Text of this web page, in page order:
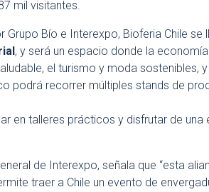
mil visitantes.
Grupo Bío e Interexpo, Bioferia Chile se
, y será un espacio donde la
el turismo y moda sostenibles,
podrá recorrer múltiples stands de
en talleres prácticos y disfrutar de una
de Interexpo, señala que “esta
traer a Chile un evento de